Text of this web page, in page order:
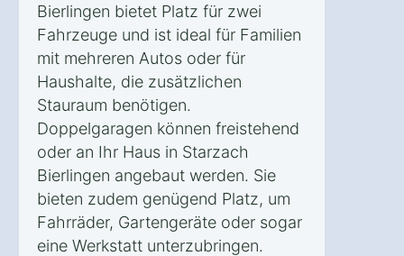
Bierlingen bietet Platz für zwei
Fahrzeuge und ist ideal für Familien
mit mehreren Autos oder für
Haushalte, die zusätzlichen
Stauraum benötigen.
Doppelgaragen können freistehend
oder an Ihr Haus in Starzach
Bierlingen angebaut werden. Sie
bieten zudem genügend Platz, um
Fahrräder, Gartengeräte oder sogar
eine Werkstatt unterzubringen.